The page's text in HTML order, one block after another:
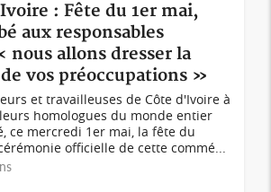
: Fête du 1er mai,
aux responsables
nous allons dresser la
vos préoccupations »
et travailleuses de Côte d'Ivoire à
homologues du monde entier
ce mercredi 1er mai, la fête du
officielle de cette commé...